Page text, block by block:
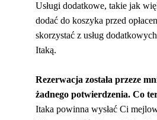
Usługi dodatkowe, takie jak
dodać do koszyka przed
skorzystać z usług
Itaką.
Rezerwacja została przeze
żadnego potwierdzenia. Co
Itaka powinna wysłać Ci